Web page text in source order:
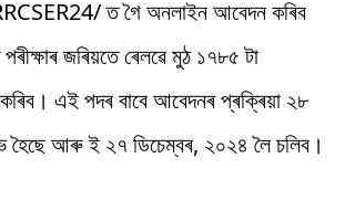
ত গৈ অনলাইন আবেদন কৰিব
জৰিয়তে ৰেলৱে মুঠ ১৭৮৫ টা
এই পদৰ বাবে আবেদনৰ প্ৰক্ৰিয়া ২৮
হৈছে আৰু ই ২৭ ডিচেম্বৰ, ২০২৪ লৈ চলিব।